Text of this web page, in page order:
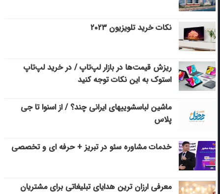
نکات خرید تلویزیون ۲۰۲۳
ریزش قیمت‌ها در بازار لپ‌تاپ / در خرید لپ‌تاپ
استوک به این نکات توجه کنید
ماشین لباسشویی‎های ایرانی چند؟ / از اسنوا تا جی
پلاس
خدمات مشاوره سئو در تبریز + حرفه ای و تخصصی
معرفی ارزان ترین هدایای تبلیغاتی برای مشتریان